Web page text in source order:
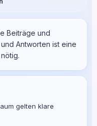
Beiträge und
Antworten ist eine
gelten klare